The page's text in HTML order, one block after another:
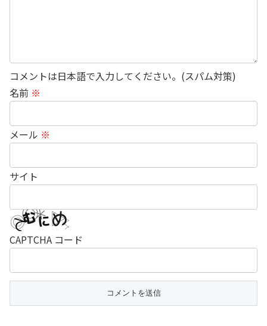
コメントは日本語で入力してください。(スパム対策)
名前 ※
メール ※
サイト
CAPTCHA コード